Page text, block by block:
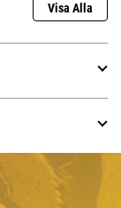
Visa Alla